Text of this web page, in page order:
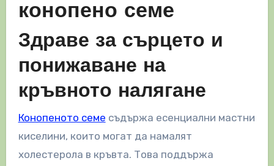
конопено семе
Здраве за сърцето и
понижаване на
кръвното налягане
Конопеното семе съдържа есенциални мастни
киселини, които могат да намалят
холестерола в кръвта. Това поддържа